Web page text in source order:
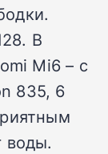
В
Mi6 – с
835, 6
воды.